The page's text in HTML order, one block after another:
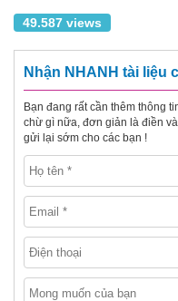
49.587 views
Nhận NHANH tài liệu
Bạn đang rất cần thêm thông
chừ gì nữa, đơn giản là điền
gửi lại sớm cho các bạn !